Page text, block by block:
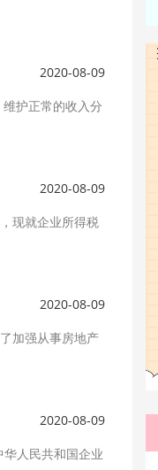
2020-08-09
护正常的收入分
2020-08-09
现就企业所得税
2020-08-09
加强从事房地产
2020-08-09
人民共和国企业